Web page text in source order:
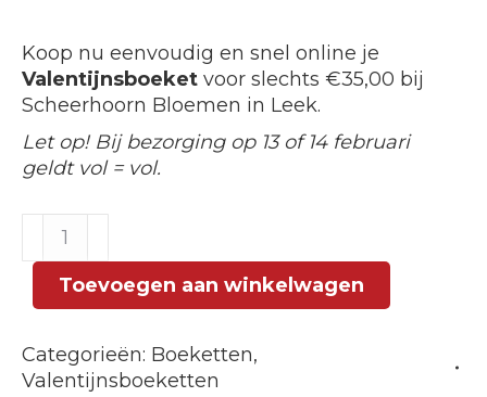
Koop nu eenvoudig en snel online je
Valentijnsboeket voor slechts €35,00 bij
Scheerhoorn Bloemen in Leek.
Let op! Bij bezorging op 13 of 14 februari
geldt vol = vol.
Valentijnsboeket
€35,-
aantalToevoegen aan winkelwagen
Categorieën: Boeketten,
Valentijnsboeketten